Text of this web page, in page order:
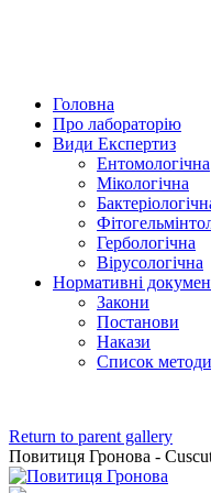
Головна
Про лабораторію
Види Експертиз
Ентомологічна
Мікологічна
Гербологічна
Вірусологічна
Нормативні
Закони
Постанови
Накази
Список
Return to parent gallery
Повитиця Гронова -